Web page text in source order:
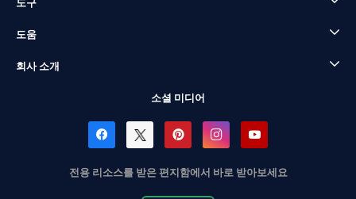
도움
회사 소개
소셜 미디어
전용 리소스를 받은 편지함에서 바로 받아보세요